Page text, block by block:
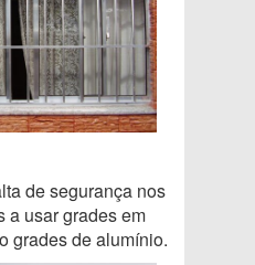
de segurança nos
a usar grades em
grades de alumínio.